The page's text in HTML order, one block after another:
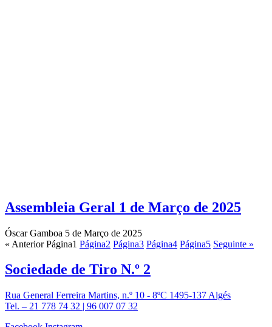
Assembleia Geral 1 de Março de 2025
Óscar Gamboa 5 de Março de 2025
« Anterior Página1 Página2 Página3 Página4 Página5 Seguinte »
Sociedade de Tiro N.º 2
Rua General Ferreira Martins, n.º 10 - 8ºC 1495-137 Algés
Tel. – 21 778 74 32 | 96 007 07 32